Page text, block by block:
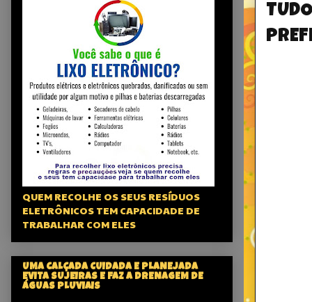
QUEM RECOLHE OS SEUS RESÍDUOS
ELETRÔNICOS TEM CAPACIDADE DE
TRABALHAR COM ELES
UMA CALÇADA CUIDADA E PLANEJADA
EVITA SUJEIRAS E FAZ A DRENAGEM DE
ÁGUAS PLUVIAIS